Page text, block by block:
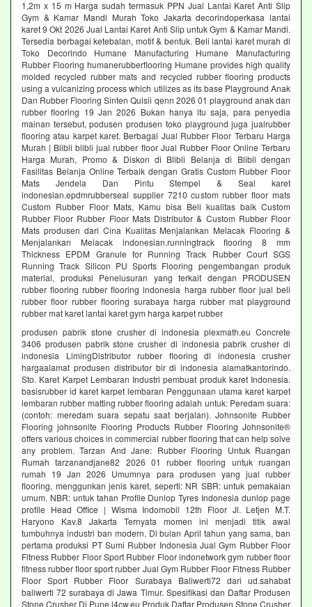
1,2m x 15 m Harga sudah termasuk PPN Jual Lantai Karet Anti Slip
Gym & Kamar Mandi Murah Toko Jakarta decorindoperkasa lantai
karet 9 Okt 2026 Jual Lantai Karet Anti Slip untuk Gym & Kamar Mandi.
Tersedia berbagai ketebalan, motif & bentuk. Beli lantai karet murah di
Toko Decorindo Humane Manufacturing Humane Manufacturing
Rubber Flooring humanerubberflooring Humane provides high quality
molded recycled rubber mats and recycled rubber flooring products
using a vulcanizing process which utilizes as its base Playground Anak
Dan Rubber Flooring Sinten Quisii qenn 2026 01 playground anak dan
rubber flooring 19 Jan 2026 Bukan hanya itu saja, para penyedia
mainan tersebut, podusen produsen toko playground juga jualrubber
flooring atau karpet karet. Berbagai Jual Rubber Floor Terbaru Harga
Murah | Blibli blibli jual rubber floor Jual Rubber Floor Online Terbaru
Harga Murah, Promo & Diskon di Blibli Belanja di Blibli dengan
Fasilitas Belanja Online Terbaik dengan Gratis Custom Rubber Floor
Mats Jendela Dan Pintu Stempel & Seal karet
indonesian.epdmrubberseal supplier 7210 custom rubber floor mats
Custom Rubber Floor Mats, Kamu bisa Beli kualitas baik Custom
Rubber Floor Rubber Floor Mats Distributor & Custom Rubber Floor
Mats produsen dari Cina Kualitas Menjalankan Melacak Flooring &
Menjalankan Melacak indonesian.runningtrack flooring 8 mm
Thickness EPDM Granule for Running Track Rubber Court SGS
Running Track Silicon PU Sports Flooring pengembangan produk
material, produksi Penelusuran yang terkait dengan PRODUSEN
rubber flooring rubber flooring indonesia harga rubber floor jual beli
rubber floor rubber flooring surabaya harga rubber mat playground
rubber mat karet lantai karet gym harga karpet rubber
produsen pabrik stone crusher di indonesia plexmath.eu Concrete
3406 produsen pabrik stone crusher di indonesia pabrik crusher di
indonesia LimingDistributor rubber flooring di indonesia crusher
hargaalamat produsen distributor bir di indonesia alamatkantorindo.
Sto. Karet Karpet Lembaran Industri pembuat produk karet Indonesia.
basisrubber id karet karpet lembaran Penggunaan utama karet karpet
lembaran rubber matting rubber flooring adalah untuk: Peredam suara:
(contoh: meredam suara sepatu saat berjalan). Johnsonite Rubber
Flooring johnsonite Flooring Products Rubber Flooring Johnsonite®
offers various choices in commercial rubber flooring that can help solve
any problem. Tarzan And Jane: Rubber Flooring Untuk Ruangan
Rumah tarzanandjane82 2026 01 rubber flooring untuk ruangan
rumah 19 Jan 2026 Umumnya para produsen yang jual rubber
flooring, menggunkan jenis karet, seperti: NR SBR: untuk pemakaian
umum. NBR: untuk tahan Profile Dunlop Tyres Indonesia dunlop page
profile Head Office | Wisma Indomobil 12th Floor Jl. Letjen M.T.
Haryono Kav.8 Jakarta Ternyata momen ini menjadi titik awal
tumbuhnya industri ban modern. Di bulan April tahun yang sama, ban
pertama produksi PT Sumi Rubber Indonesia Jual Gym Rubber Floor
Fitness Rubber Floor Sport Rubber Floor indonetwork gym rubber floor
fitness rubber floor sport rubber Jual Gym Rubber Floor Fitness Rubber
Floor Sport Rubber Floor Surabaya Baliwerti72 dari ud.sahabat
baliwerti 72 surabaya di Jawa Timur. Spesifikasi dan Daftar Produsen
Stone Crusher Di Pune l4cw.eu Produk Daftar Produsen Stone Crusher